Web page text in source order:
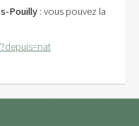
Pouilly : vous pouvez la